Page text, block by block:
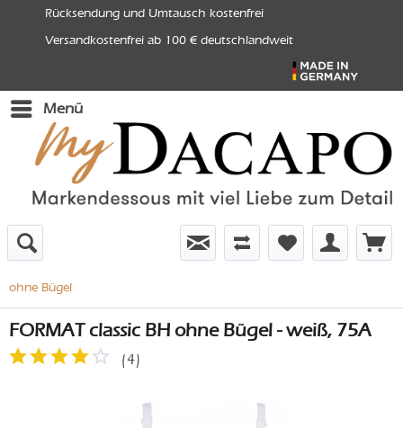
Rücksendung und Umtausch kostenfrei
Versandkostenfrei ab 100 € deutschlandweit
Menü
ohne Bügel
FORMAT classic BH ohne Bügel - weiß, 75A
(4)